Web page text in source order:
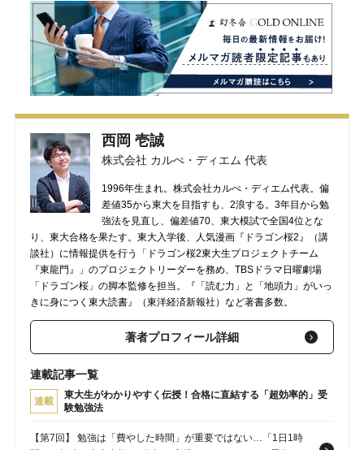
西岡 壱誠
株式会社 カルぺ・ディエム 代表
1996年生まれ。株式会社カルぺ・ディエム代表。偏
差値35から東大を目指すも、2浪する。3年目から勉
強法を見直し、偏差値70、東大模試で全国4位とな
り、東大合格を果たす。東大入学後、人気漫画『ドラゴン桜2』（講
談社）に情報提供を行う「ドラゴン桜2東大生プロジェクトチーム
『東龍門』」のプロジェクトリーダーを務め、TBSドラマ日曜劇場
「ドラゴン桜」の脚本監修を担当。『「読む力」と「地頭力」がいっ
きに身につく東大読書』（東洋経済新報社）など著書多数。
著者プロフィール詳細
連載記事一覧
連載
東大生がわかりやすく伝授！合格に直結する「超効率的」受
験勉強法
【第7回】 勉強は「費やした時間」が重要ではない…「1日1時